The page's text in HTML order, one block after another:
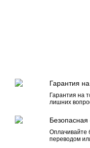
Гарантия
Гарантия на
лишних
Безопасная
Оплачивайте
переводом